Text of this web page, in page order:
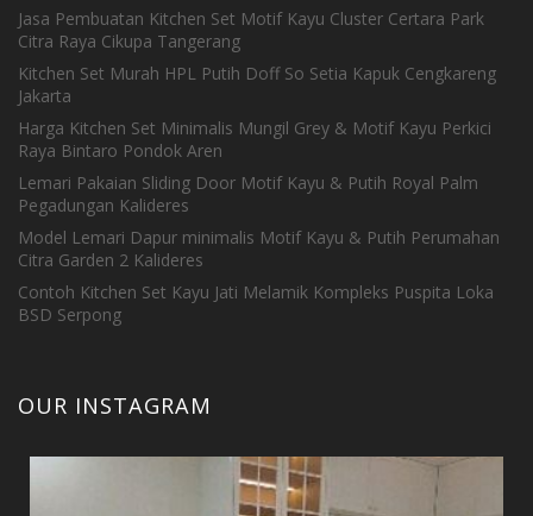
Jasa Pembuatan Kitchen Set Motif Kayu Cluster Certara Park
Citra Raya Cikupa Tangerang
Kitchen Set Murah HPL Putih Doff So Setia Kapuk Cengkareng
Jakarta
Harga Kitchen Set Minimalis Mungil Grey & Motif Kayu Perkici
Raya Bintaro Pondok Aren
Lemari Pakaian Sliding Door Motif Kayu & Putih Royal Palm
Pegadungan Kalideres
Model Lemari Dapur minimalis Motif Kayu & Putih Perumahan
Citra Garden 2 Kalideres
Contoh Kitchen Set Kayu Jati Melamik Kompleks Puspita Loka
BSD Serpong
OUR INSTAGRAM